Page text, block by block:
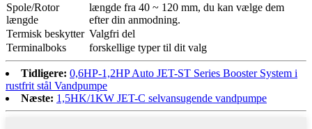
Spole/Rotor
længde
længde fra 40 ~ 120 mm, du kan vælge dem
efter din anmodning.
Termisk beskytter Valgfri del
Terminalboks
forskellige typer til dit valg
Tidligere: 0,6HP-1,2HP Auto JET-ST Series Booster System i
rustfrit stål Vandpumpe
Næste: 1,5HK/1KW JET-C selvansugende vandpumpe